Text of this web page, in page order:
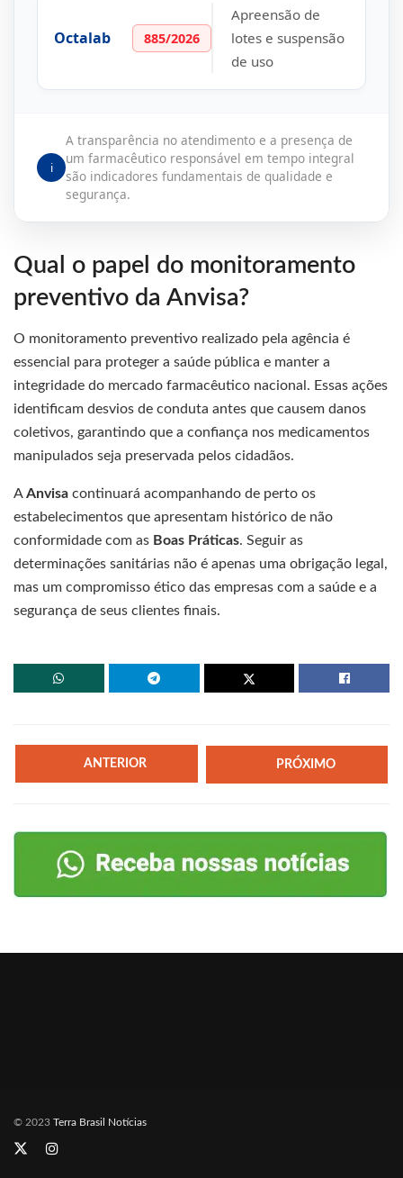
Octalab 885/2026
Apreensão de
lotes e suspensão
de uso
ℹ️
A transparência no atendimento e a presença de
um farmacêutico responsável em tempo integral
são indicadores fundamentais de qualidade e
segurança.
Qual o papel do monitoramento
preventivo da Anvisa?
O monitoramento preventivo realizado pela agência é
essencial para proteger a saúde pública e manter a
integridade do mercado farmacêutico nacional. Essas ações
identificam desvios de conduta antes que causem danos
coletivos, garantindo que a confiança nos medicamentos
manipulados seja preservada pelos cidadãos.
AAnvisa continuará acompanhando de perto os
estabelecimentos que apresentam histórico de não
conformidade com as Boas Práticas. Seguir as
determinações sanitárias não é apenas uma obrigação legal,
mas um compromisso ético das empresas com a saúde e a
segurança de seus clientes finais.
ANTERIOR PRÓXIMO
© 2023 Terra Brasil Notícias